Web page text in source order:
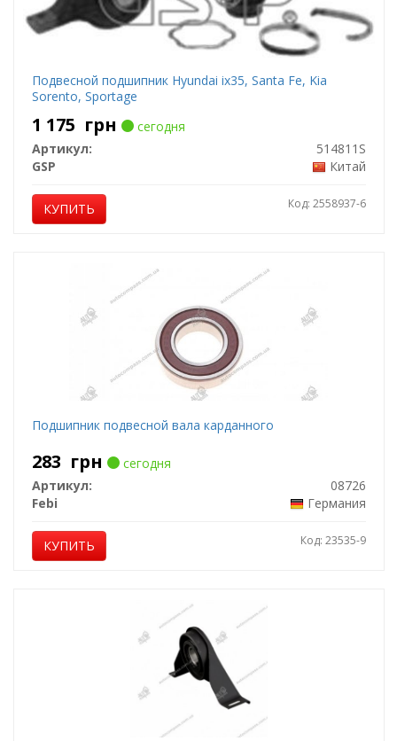
Подвесной подшипник Hyundai ix35, Santa Fe, Kia
Sorento, Sportage
1 175 грн
сегодня
Артикул:
514811S
GSP
Китай
КУПИТЬ Код: 2558937-6
Подшипник подвесной вала карданного
283 грн
сегодня
Артикул:
08726
Febi
Германия
КУПИТЬ Код: 23535-9